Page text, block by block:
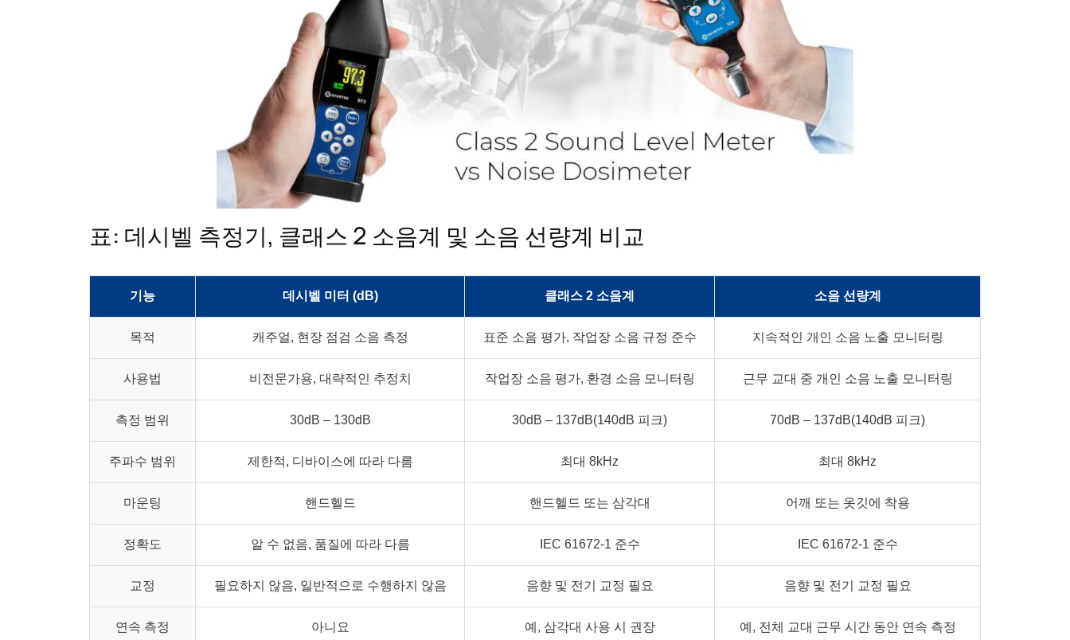
표: 데시벨 측정기, 클래스 2 소음계 및 소음 선량계 비교
기능 데시벨 미터 (dB) 클래스 2 소음계 소음 선량계
목적 캐주얼, 현장 점검 소음 측정 표준 소음 평가, 작업장 소음 규정 준수 지속적인 개인 소음 노출 모니터링
사용법 비전문가용, 대략적인 추정치 작업장 소음 평가, 환경 소음 모니터링 근무 교대 중 개인 소음 노출 모니터링
측정 범위 30dB – 130dB 30dB – 137dB(140dB 피크) 70dB – 137dB(140dB 피크)
주파수 범위 제한적, 디바이스에 따라 다름 최대 8kHz 최대 8kHz
마운팅 핸드헬드 핸드헬드 또는 삼각대 어깨 또는 옷깃에 착용
정확도 알 수 없음, 품질에 따라 다름 IEC 61672-1 준수 IEC 61672-1 준수
교정 필요하지 않음, 일반적으로 수행하지 않음 음향 및 전기 교정 필요 음향 및 전기 교정 필요
연속 측정 아니요 예, 삼각대 사용 시 권장 예, 전체 교대 근무 시간 동안 연속 측정